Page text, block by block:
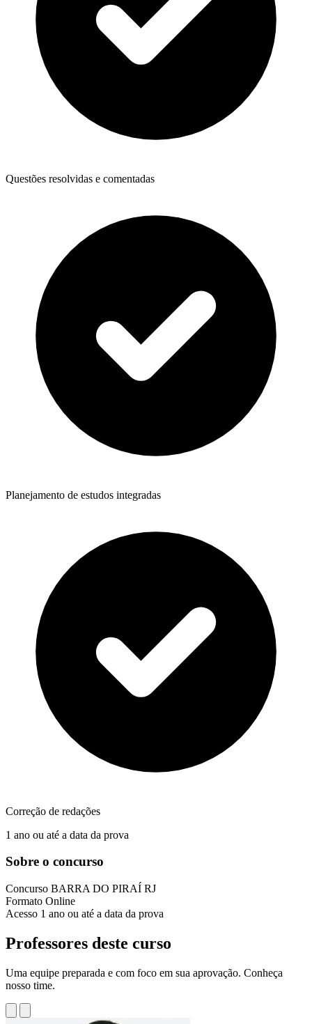
Questões resolvidas e comentadas
Planejamento de estudos integradas
Correção de redações
1 ano ou até a data da prova
Sobre o concurso
Concurso BARRA DO PIRAÍ RJ
Formato Online
Acesso 1 ano ou até a data da prova
Professores deste curso
Uma equipe preparada e com foco em sua aprovação. Conheça
nosso time.